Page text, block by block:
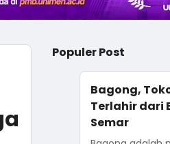
Populer Post
Bagong,
Terlahir dari
Semar